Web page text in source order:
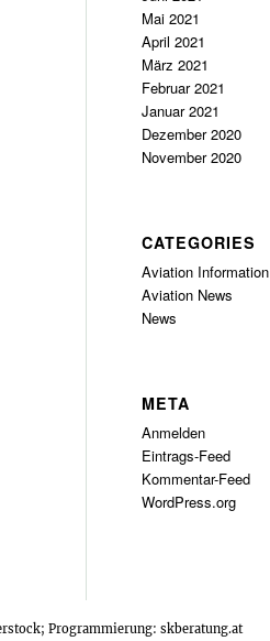
Mai 2021
April 2021
März 2021
Februar 2021
Januar 2021
Dezember 2020
November 2020
CATEGORIES
Aviation Information
Aviation News
News
META
Anmelden
Eintrags-Feed
Kommentar-Feed
WordPress.org
Programmierung: skberatung.at